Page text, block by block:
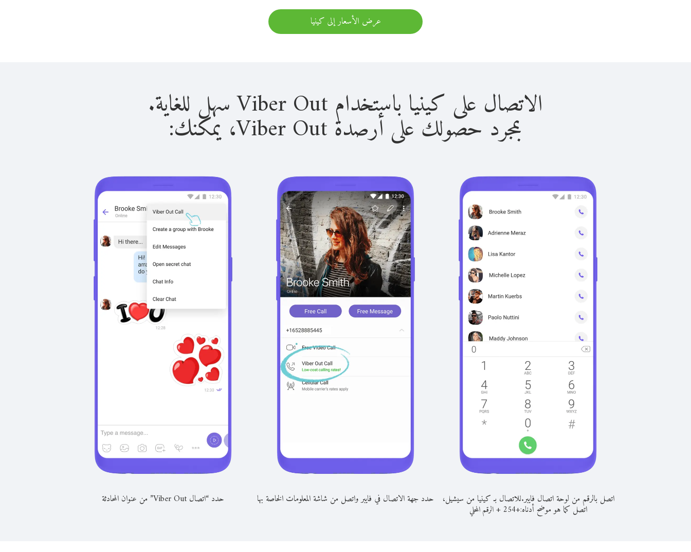
عرض الأسعار إلى كينيا
الاتصال على كينيا باستخدام Viber Out سهل للغاية.
بمجرد حصولك على أرصدة Viber Out، يمكنك:
اتصل بالرقم من لوحة اتصال فايبر.للاتصال بـ كينيا من سيشيل،
اتصل كما هو موضح أدناه:+
254
+الرقم المحلي
حدد جهة الاتصال في فايبر واتصل من شاشة المعلومات الخاصة بها حدد “اتصال Viber Out” من عنوان المحادثة